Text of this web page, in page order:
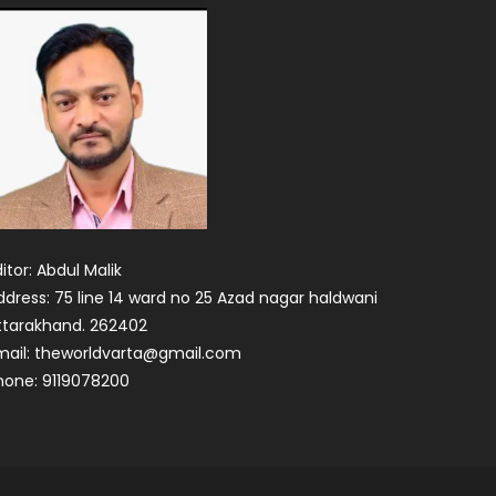
Abdul Malik
75 line 14 ward no 25 Azad nagar haldwani
262402
theworldvarta@gmail.com
9119078200